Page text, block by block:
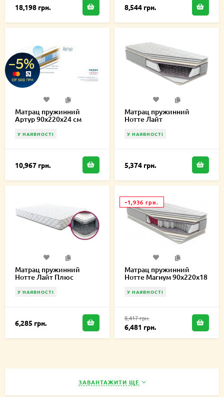
18,198 грн. 8,544 грн.
Матрац пружинний
Артур 90х220х24 см
У НАЯВНОСТІ
10,967 грн.
Матрац пружинний
Нотте Лайт
90х220х16,5 см
У НАЯВНОСТІ
5,374 грн.
Матрац пружинний
Нотте Лайт Плюс
У НАЯВНОСТІ
6,285 грн.
-1,936 грн.
Матрац пружинний
Нотте Магнум 90х220х18
У НАЯВНОСТІ
8,417 грн.
6,481 грн.
ЗАВАНТАЖИТИ ЩЕ